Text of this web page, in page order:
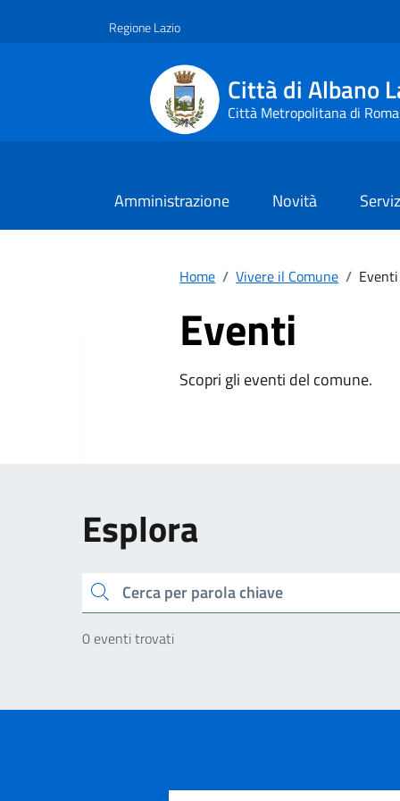
Regione Lazio
Città di Albano
Città Metropolitana di
Amministrazione Novità
Home / Vivere il Comune / Eventi
Eventi
Scopri gli eventi del comune.
Esplora
Cerca
0 eventi trovati